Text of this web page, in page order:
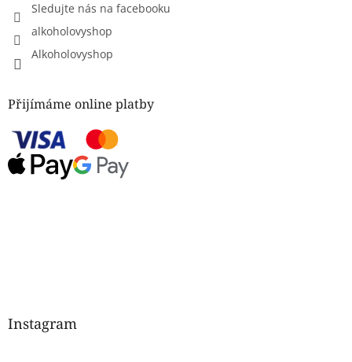
Sledujte nás na facebooku
alkoholovyshop
Alkoholovyshop
Přijímáme online platby
Instagram